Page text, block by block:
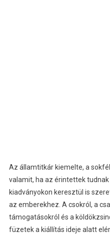
Az államtitkár kiemelte, a
valamit, ha az érintettek
kiadványokon keresztül is
az emberekhez. A csokról, a
támogatásokról és a
füzetek a kiállítás ideje alatt